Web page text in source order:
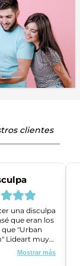
clientes
una disculpa
que eran los
"Urban
Lideart muy
ayudaron a
problema que
Mostrar más